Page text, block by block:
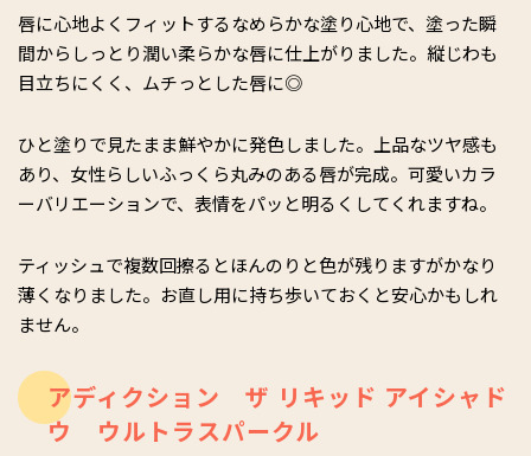
唇に心地よくフィットするなめらかな塗り心地で、塗った瞬
間からしっとり潤い柔らかな唇に仕上がりました。縦じわも
目立ちにくく、ムチっとした唇に◎
ひと塗りで見たまま鮮やかに発色しました。上品なツヤ感も
あり、女性らしいふっくら丸みのある唇が完成。可愛いカラ
ーバリエーションで、表情をパッと明るくしてくれますね。
ティッシュで複数回擦るとほんのりと色が残りますがかなり
薄くなりました。お直し用に持ち歩いておくと安心かもしれ
ません。
アディクション ザ リキッド アイシャド
ウ ウルトラスパークル